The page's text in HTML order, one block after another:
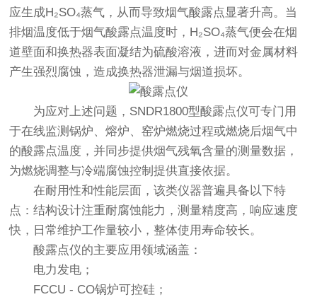
应生成H₂SO₄蒸气，从而导致烟气酸露点显著升高。当
排烟温度低于烟气酸露点温度时，H₂SO₄蒸气便会在烟
道壁面和换热器表面凝结为硫酸溶液，进而对金属材料
产生强烈腐蚀，造成换热器泄漏与烟道损坏。
为应对上述问题，SNDR1800型酸露点仪可专门用
于在线监测锅炉、熔炉、窑炉燃烧过程或燃烧后烟气中
的酸露点温度，并同步提供烟气残氧含量的测量数据，
为燃烧调整与冷端腐蚀控制提供直接依据。
在耐用性和性能层面，该类仪器普遍具备以下特
点：结构设计注重耐腐蚀能力，测量精度高，响应速度
快，日常维护工作量较小，整体使用寿命较长。
酸露点仪的主要应用领域涵盖：
电力发电；
FCCU - CO锅炉可控硅；